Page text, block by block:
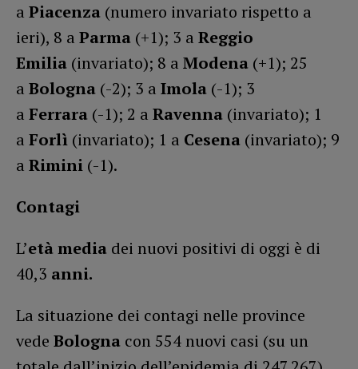
a Piacenza (numero invariato rispetto a
ieri), 8 a Parma (+1); 3 a Reggio
Emilia (invariato); 8 a Modena (+1); 25
a Bologna (-2); 3 a Imola (-1); 3
a Ferrara (-1); 2 a Ravenna (invariato); 1
a Forlì (invariato); 1 a Cesena (invariato); 9
a Rimini (-1).
Contagi
L’età media dei nuovi positivi di oggi è di
40,3 anni.
La situazione dei contagi nelle province
vede Bologna con 554 nuovi casi (su un